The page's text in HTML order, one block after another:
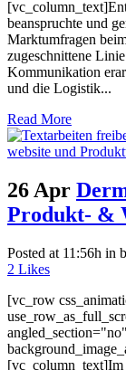
beanspruchte und
Marktumfragen
zugeschnittene
Kommunikation
und die Logistik...
Read More
26 Apr
Produkt- &
Posted at 11:56h in
2 Likes
[vc_row
[vc_column_text]Im